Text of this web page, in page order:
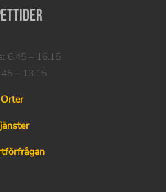
6.45 – 16.15
– 13.15
Orter